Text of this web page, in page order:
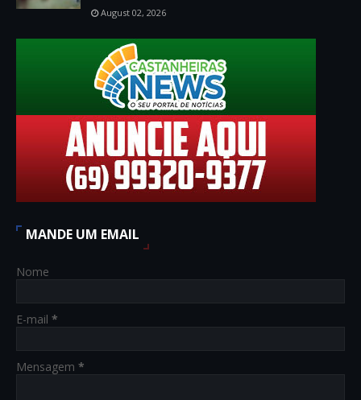
August 02, 2026
MANDE UM EMAIL
Nome
E-mail *
Mensagem *